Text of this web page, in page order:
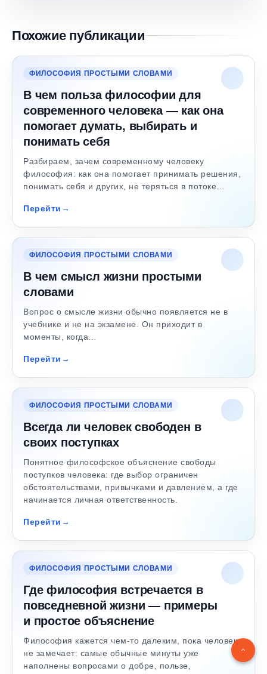
Похожие публикации
ФИЛОСОФИЯ ПРОСТЫМИ СЛОВАМИ
В чем польза философии для
современного человека — как она
помогает думать, выбирать и
понимать себя
Разбираем, зачем современному человеку
философия: как она помогает принимать решения,
понимать себя и других, не теряться в потоке…
Перейти
ФИЛОСОФИЯ ПРОСТЫМИ СЛОВАМИ
В чем смысл жизни простыми
словами
Вопрос о смысле жизни обычно появляется не в
учебнике и не на экзамене. Он приходит в
моменты, когда…
Перейти
ФИЛОСОФИЯ ПРОСТЫМИ СЛОВАМИ
Всегда ли человек свободен в
своих поступках
Понятное философское объяснение свободы
поступков человека: где выбор ограничен
обстоятельствами, привычками и давлением, а где
начинается личная ответственность.
Перейти
ФИЛОСОФИЯ ПРОСТЫМИ СЛОВАМИ
Где философия встречается в
повседневной жизни — примеры
и простое объяснение
Философия кажется чем-то далеким, пока человек
не замечает: самые обычные минуты уже
наполнены вопросами о добре, пользе,